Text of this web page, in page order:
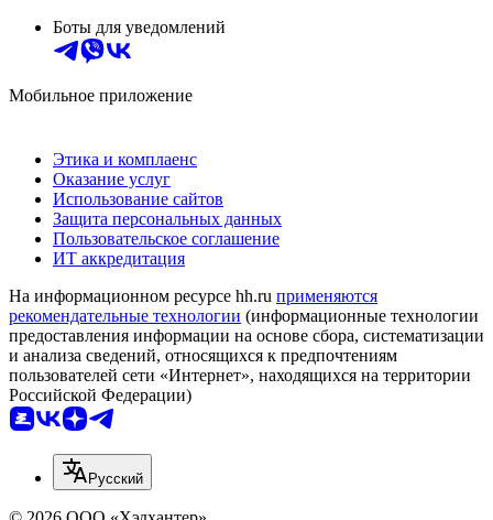
Боты для уведомлений
Мобильное приложение
Этика и комплаенс
Оказание услуг
Использование сайтов
Защита персональных данных
Пользовательское соглашение
ИТ аккредитация
На информационном ресурсе hh.ru применяются
рекомендательные технологии (информационные технологии
предоставления информации на основе сбора, систематизации
и анализа сведений, относящихся к предпочтениям
пользователей сети «Интернет», находящихся на территории
Российской Федерации)
Русский